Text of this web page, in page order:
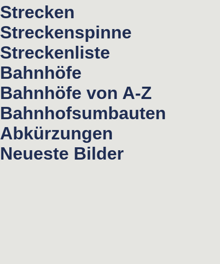
Strecken
Streckenspinne
Streckenliste
Bahnhöfe
Bahnhöfe von A-Z
Bahnhofsumbauten
Abkürzungen
Neueste Bilder